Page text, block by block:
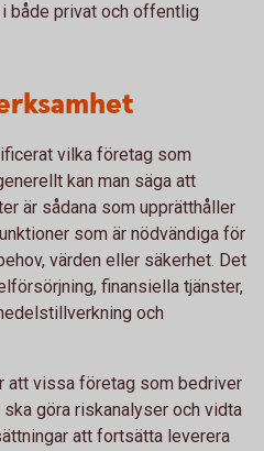
både privat och offentlig
vilka företag som
kan man säga att
är sådana som upprätthåller
som är nödvändiga för
värden eller säkerhet. Det
finansiella tjänster,
och
att vissa företag som bedriver
göra riskanalyser och vidta
att fortsätta leverera